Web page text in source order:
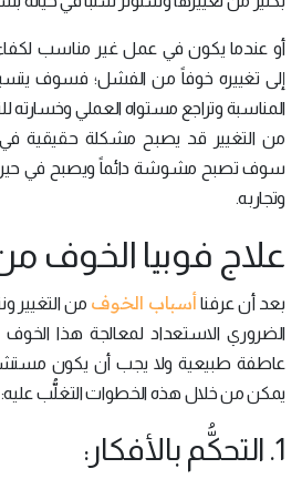
أو عندما يكون في عمل غير مناسب
إلى تغييره خوفاً من الفشل؛ فسوف
المناسبة وتراجع مستواه العملي وخسارته
من التغيير قد يصبح مشكلة حقيقية في
سوف تصبح مشوشة دائماً ويصبح في حيرة
وتجاربه.
علاج فوبيا الخوف من
بعد أن عرفنا أسباب الخوف من التغيير
الضروري الاستعداد لمعالجة هذا الخوف
عاطفة طبيعية ولا يجب أن يكون مستشاراً
يمكن من خلال هذه الخطوات التغلُّب عليه:
1. التحكُّم بالأفكار: